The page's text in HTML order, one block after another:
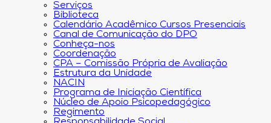
Serviços
Biblioteca
Calendário Acadêmico Cursos Presenciais
Canal de Comunicação do DPO
Conheça-nos
Coordenação
CPA – Comissão Própria de Avaliação
Estrutura da Unidade
NACIN
Programa de Iniciação Científica
Núcleo de Apoio Psicopedagógico
Regimento